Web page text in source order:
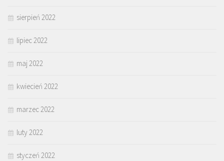
sierpień 2022
lipiec 2022
maj 2022
kwiecień 2022
marzec 2022
luty 2022
styczeń 2022